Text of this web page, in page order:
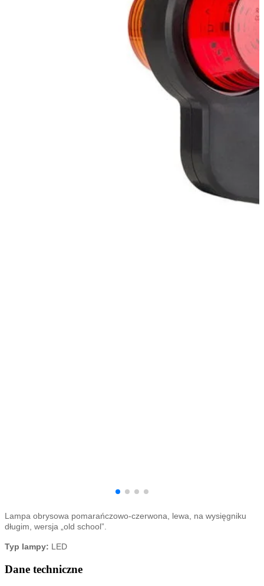
Lampa obrysowa pomarańczowo-czerwona, lewa, na wysięgniku
długim, wersja „old school”.
Typ lampy: LED
Dane techniczne